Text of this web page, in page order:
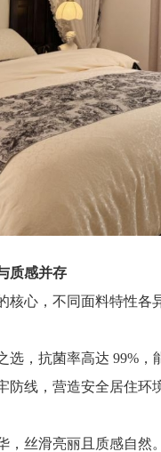
感并存
心，不同面料特性各异
抗菌率高达 99%，
防线，营造安全居住环
丝滑亮丽且质感自然